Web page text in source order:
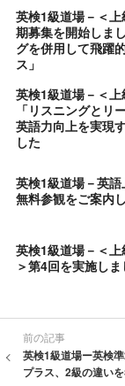
英検1級道場－＜
期募集を開始しま
グを併用して飛躍
ス」
英検1級道場－＜
「リスニングとリ
英語力向上を実現
した
英検1級道場－英
無料参観をご案内
英検1級道場－＜
＞第4回を実施し
前の記事
英検1級道場ー英検
プラス、2級の違い